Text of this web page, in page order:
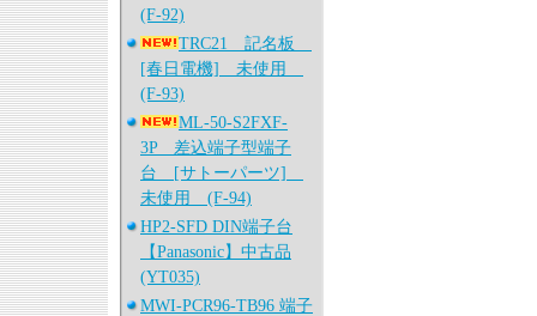
(F-92)
TRC21 記名板
[春日電機] 未使用
(F-93)
ML-50-S2FXF-
3P 差込端子型端子
台 [サトーパーツ]
未使用 (F-94)
HP2-SFD DIN端子台
【Panasonic】中古品
(YT035)
MWI-PCR96-TB96 端子